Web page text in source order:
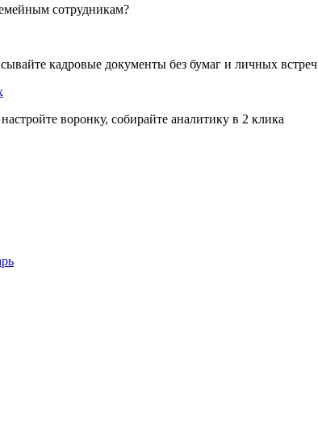
сотрудникам?
кадровые документы без бумаг и личных встреч
воронку, собирайте аналитику в 2 клика